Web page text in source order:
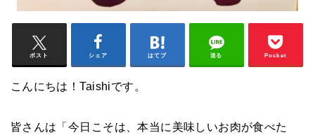
ポスト シェア はてブ 送る Pocket
こんにちは！Taishiです。
皆さんは「今日こそは、本当に美味しいお肉が食べた